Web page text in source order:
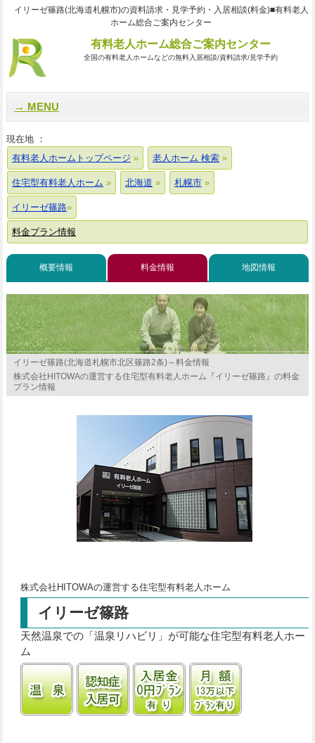
イリーゼ篠路(北海道札幌市)の資料請求・見学予約・入居相談(料金)■有料老人
ホーム総合ご案内センター
有料老人ホーム総合ご案内センター
全国の有料老人ホームなどの無料入居相談/資料請求/見学予約
MENU
現在地 ：
有料老人ホームトップページ
老人ホーム 検索
住宅型有料老人ホーム 北海道 札幌市
イリーゼ篠路
料金プラン情報
概要情報 料金情報 地図情報
イリーゼ篠路(北海道札幌市北区篠路2条)～料金情報
株式会社HITOWAの運営する住宅型有料老人ホーム『イリーゼ篠路』の料金
プラン情報
株式会社HITOWAの運営する住宅型有料老人ホーム
イリーゼ篠路
天然温泉での「温泉リハビリ」が可能な住宅型有料老人ホー
ム
温泉
認知症受け入れ可入居金0円プランあり
月額13万円以